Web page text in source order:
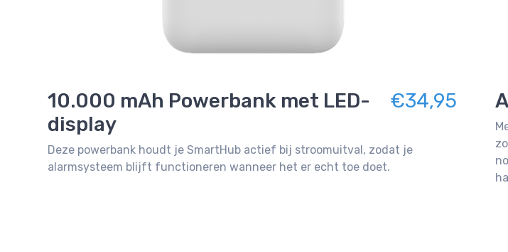
10.000 mAh Powerbank met LED-
display
€34,95
Deze powerbank houdt je SmartHub actief bij stroomuitval, zodat je
alarmsysteem blijft functioneren wanneer het er echt toe doet.